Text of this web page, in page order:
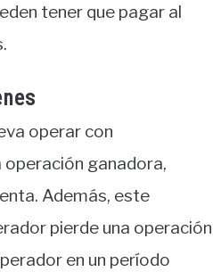
tener que pagar al
operar con
ganadora,
Además, este
pierde una operación
en un período